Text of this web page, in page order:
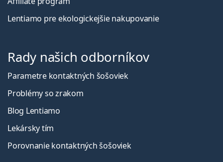
Lentiamo pre ekologickejšie nakupovanie
Rady našich odborníkov
Parametre kontaktných šošoviek
Problémy so zrakom
Blog Lentiamo
Lekársky tím
Porovnanie kontaktných šošoviek